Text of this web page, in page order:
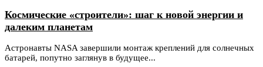
Космические «строители»: шаг к новой энергии и
далеким планетам
Астронавты NASA завершили монтаж креплений для солнечных
батарей, попутно заглянув в будущее...